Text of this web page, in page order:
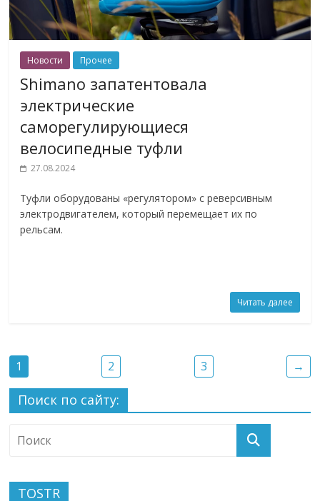
Новости Прочее
Shimano запатентовала
электрические
саморегулирующиеся
велосипедные туфли
27.08.2024
Туфли оборудованы «регулятором» с реверсивным
электродвигателем, который перемещает их по
рельсам.
Читать далее
1 2 3 →
Поиск по сайту:
TOSTR